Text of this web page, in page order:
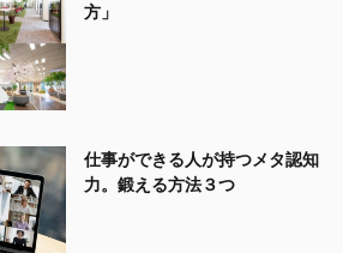
方」
仕事ができる人が持つメタ認知
力。鍛える方法３つ